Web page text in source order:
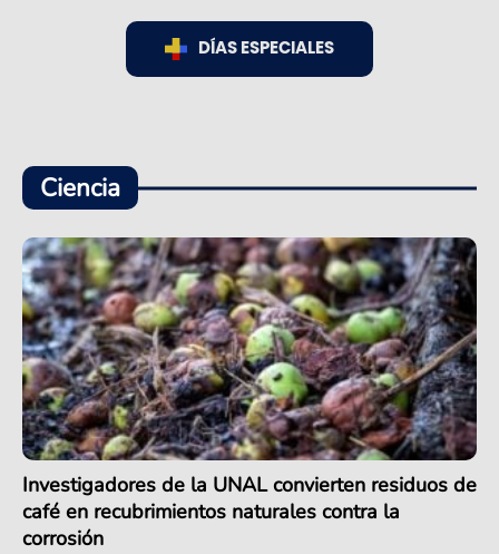
DÍAS ESPECIALES
Ciencia
Investigadores de la UNAL convierten residuos de
café en recubrimientos naturales contra la
corrosión